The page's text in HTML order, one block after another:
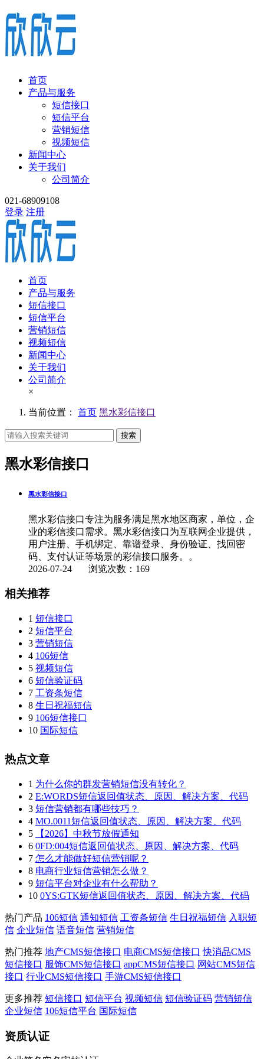
首页
产品与服务
短信接口
短信平台
营销短信
视频短信
新闻中心
关于我们
公司简介
021-68909108
登录 注册
首页
产品与服务
短信接口
短信平台
营销短信
视频短信
新闻中心
关于我们
公司简介
×
当前位置： 首页 黑水彩信接口
搜索
黑水彩信接口
黑水彩信接口
黑水彩信接口专注为服务满足黑水地区商家，单位，企
业的彩信接口需求。黑水彩信接口为互联网企业提供，
用户注册、手机绑定、靠谱登录、身份验证、找回密
码、支付认证等场景的彩信接口服务。。
2026-07-24 浏览次数：169
相关推荐
1 短信接口
2 短信平台
3 营销短信
4 106短信
5 视频短信
6 短信验证码
7 工资条短信
8 生日祝福短信
9 106短信接口
10 国际短信
热点文章
1 为什么你的群发营销短信没有转化？
2 E:WORDS短信返回值状态、原因、解决方案、代码
3 短信营销都有哪些技巧？
4 MO.0011短信返回值状态、原因、解决方案、代码
5
【2026】中秋节放假通知
6 0FD:004短信返回值状态、原因、解决方案、代码
7 怎么才能做好短信营销呢？
8 电商行业短信营销怎么做？
9 短信平台对企业有什么帮助？
10 0YS:GTK短信返回值状态、原因、解决方案、代码
热门产品 106短信 通知短信 工资条短信 生日祝福短信 入职短
信 企业短信 语音短信 营销短信
热门推荐 地产CMS短信接口 电商CMS短信接口 快消品CMS
短信接口 服饰CMS短信接口 appCMS短信接口 网站CMS短信
接口 行业CMS短信接口 手游CMS短信接口
更多推荐 短信接口 短信平台 视频短信 短信验证码 营销短信
企业短信 106短信平台 国际短信
资质认证